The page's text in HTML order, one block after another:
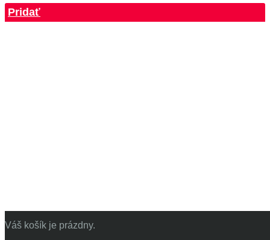
Pridať
Váš košík je prázdny.